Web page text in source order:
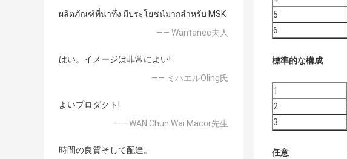
ผลิตภัณฑ์ที่น่าทึ่ง มีประโยชน์มากสำหรับ MSK
—— Wantanee夫人
はい。イメージは非常によい!
—— ミハエルOling氏
よいプロダクト!
—— WAN Chun Wai Macor先生
時間の良質そして配達。
5
6
標準的な構成
1
2
3
任意